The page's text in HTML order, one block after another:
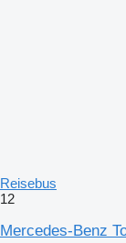
Reisebus
12
Mercedes-Benz